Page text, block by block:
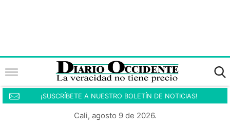
¡SUSCRÍBETE A NUESTRO BOLETÍN DE NOTICIAS!
Cali, agosto 9 de 2026.